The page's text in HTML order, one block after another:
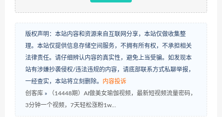
版权声明：本站内容和资源来自互联网分享，本站仅做收集整
理。本站仅提供信息存储空间服务，不拥有所有权，不承担相关
法律责任。请仔细辨认内容的真实性，避免上当受骗。如发现本
站有涉嫌抄袭侵权/违法违规的内容，请底部联系方式私聊举报，
一经查实，本站将立刻删除。 内容投诉
创客库 »
（14448期）AI做美女瑜伽视频，最新短视频流量密码，
3分钟一个视频，7天轻松涨粉1w…